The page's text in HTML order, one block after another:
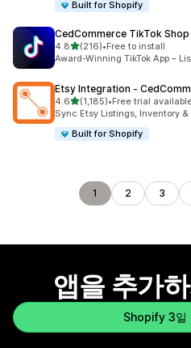
Built for Shopify
CedCommerce TikTok Shop
4.8별 5개 중
(216)
총 리뷰 216개
•Free to install
Award-Winning TikTok App –
Etsy Integration ‑
4.6별 5개 중
(1,185)
총 리뷰 1185개
•Free trial
Sync Etsy Listings, Inventory
Built for Shopify
1 2 3
앱을 추가
Shopify 3일